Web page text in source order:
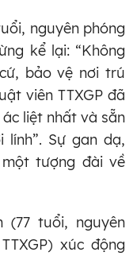
nguyên phóng
kể lại: “Không
bảo vệ nơi trú
viên TTXGP đã
liệt nhất và sẵn
lính”. Sự gan dạ,
tượng đài về
(77 tuổi, nguyên
xúc động